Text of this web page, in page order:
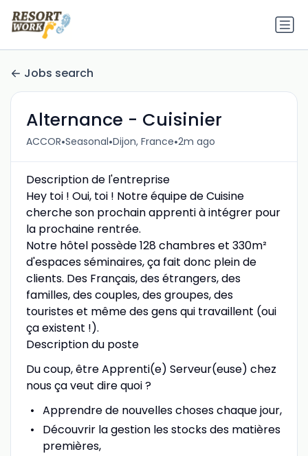
Jobs search
Alternance - Cuisinier
ACCOR•Seasonal•Dijon, France•2m ago
Description de l'entreprise
Hey toi ! Oui, toi ! Notre équipe de Cuisine
cherche son prochain apprenti à intégrer pour
la prochaine rentrée.
Notre hôtel possède 128 chambres et 330m²
d'espaces séminaires, ça fait donc plein de
clients. Des Français, des étrangers, des
familles, des couples, des groupes, des
touristes et même des gens qui travaillent (oui
ça existent !).
Description du poste
Du coup, être Apprenti(e) Serveur(euse) chez
nous ça veut dire quoi ?
Apprendre de nouvelles choses chaque jour,
Découvrir la gestion les stocks des matières
premières,